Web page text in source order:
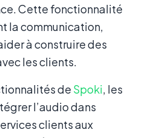
Cette fonctionnalité
la communication,
à construire des
les clients.
de Spoki, les
l’audio dans
clients aux